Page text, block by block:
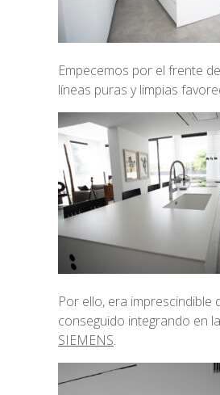
Empecemos por el frente
líneas puras y limpias
Por ello, era imprescindible
conseguido integrando en
SIEMENS.